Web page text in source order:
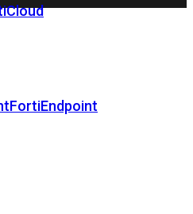
FortiEndpoint